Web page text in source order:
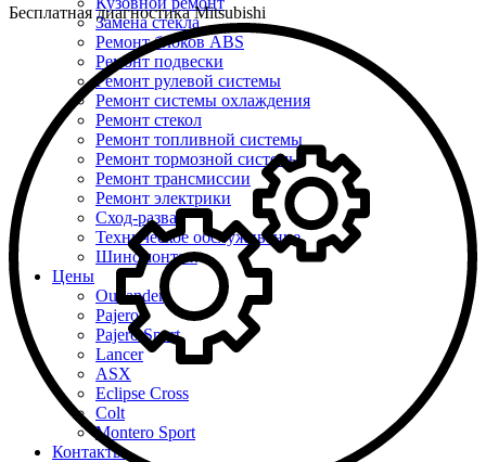
Замена стекла
Ремонт блоков ABS
Ремонт подвески
Ремонт рулевой системы
Ремонт системы охлаждения
Ремонт стекол
Ремонт топливной системы
Ремонт тормозной системы
Ремонт трансмиссии
Ремонт электрики
Сход-развал
Техническое обслуживание
Шиномонтаж
Цены
Outlander
Pajero
Pajero Sport
Lancer
ASX
Eclipse Cross
Colt
Montero Sport
Контакты
Бесплатная диагностика Mitsubishi